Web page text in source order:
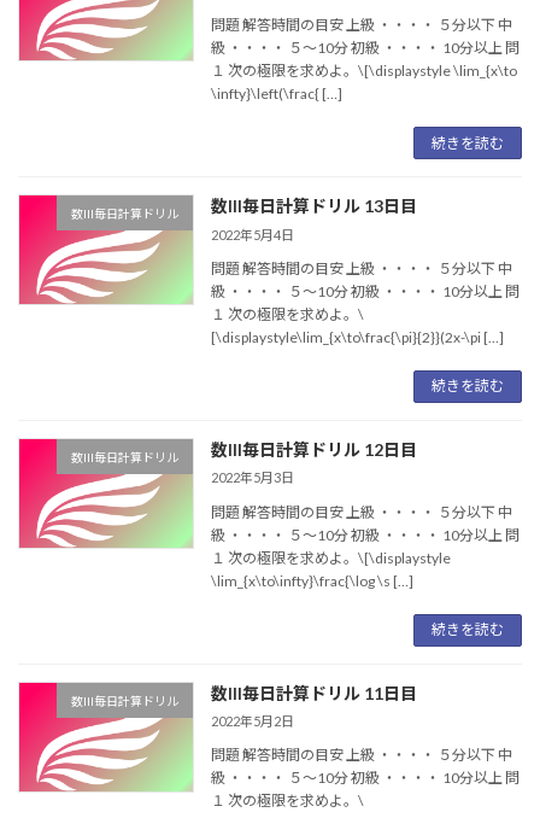
問題 解答時間の目安 上級 ・・・・ ５分以下 中
級 ・・・・ ５〜10分 初級 ・・・・ 10分以上 問
１ 次の極限を求めよ。\[\displaystyle \lim_{x\to
\infty}\left(\frac{ […]
続きを読む
数III毎日計算ドリル 数III毎日計算ドリル 13日目
2022年5月4日
問題 解答時間の目安 上級 ・・・・ ５分以下 中
級 ・・・・ ５〜10分 初級 ・・・・ 10分以上 問
１ 次の極限を求めよ。\
[\displaystyle\lim_{x\to\frac{\pi}{2}}(2x-\pi […]
続きを読む
数III毎日計算ドリル 数III毎日計算ドリル 12日目
2022年5月3日
問題 解答時間の目安 上級 ・・・・ ５分以下 中
級 ・・・・ ５〜10分 初級 ・・・・ 10分以上 問
１ 次の極限を求めよ。\[\displaystyle
\lim_{x\to\infty}\frac{\log \s […]
続きを読む
数III毎日計算ドリル 数III毎日計算ドリル 11日目
2022年5月2日
問題 解答時間の目安 上級 ・・・・ ５分以下 中
級 ・・・・ ５〜10分 初級 ・・・・ 10分以上 問
１ 次の極限を求めよ。\